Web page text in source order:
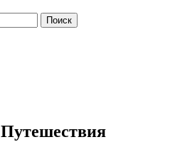
Путешествия